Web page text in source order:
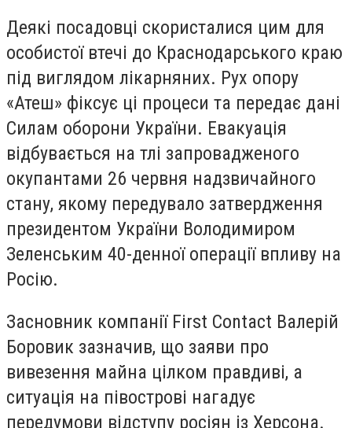
Деякі посадовці скористалися цим для
особистої втечі до Краснодарського краю
під виглядом лікарняних. Рух опору
«Атеш» фіксує ці процеси та передає дані
Силам оборони України. Евакуація
відбувається на тлі запровадженого
окупантами 26 червня надзвичайного
стану, якому передувало затвердження
президентом України Володимиром
Зеленським 40-денної операції впливу на
Росію.
Засновник компанії First Contact Валерій
Боровик зазначив, що заяви про
вивезення майна цілком правдиві, а
ситуація на півострові нагадує
передумови відступу росіян із Херсона.